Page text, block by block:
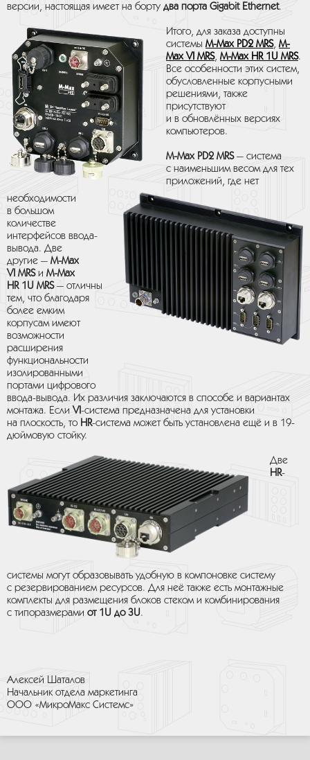
версии, настоящая имеет на борту два порта Gigabit Ethernet.
Итого, для заказа доступны
системы M-Max PD2 MRS, M-
Max VI MRS, M-Max HR 1U MRS.
Все особенности этих систем,
обусловленные корпусными
решениями, также
присутствуют
и в обновлённых версиях
компьютеров.
M-Max PD2 MRS— система
с наименьшим весом для тех
приложений, где нет
необходимости
в большом
количестве
интерфейсов ввода-
вывода. Две
другие — M-Max
VI MRSи M-Max
HR 1U MRS— отличны
тем, что благодаря
более емким
корпусам имеют
возможности
расширения
функциональности
изолированными
портами цифрового
ввода-вывода. Их различия заключаются в способе и вариантах
монтажа. Если VI -система предназначена для установки
на плоскость, то HR-система может быть установлена ещё и в 19-
дюймовую стойку.
Две
HR-
системы могут образовывать удобную в компоновке систему
с резервированием ресурсов. Для неё также есть монтажные
комплекты для размещения блоков стеком и комбинирования
с типоразмерами от 1U до 3U.
Алексей Шаталов
Начальник отдела маркетинга
ООО «МикроМакс Системс»